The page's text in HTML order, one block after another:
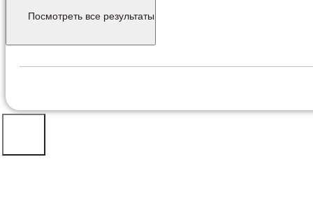
Посмотреть все результаты